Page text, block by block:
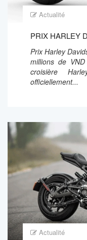
Actualité
PRIX HARLEY
Prix Harley
millions de
croisière
officiellement...
Actualité